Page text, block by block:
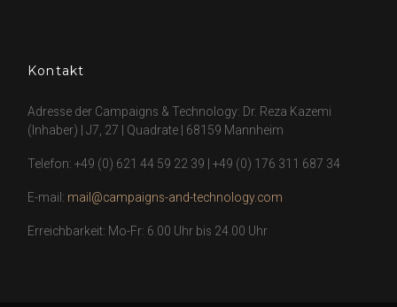
Kontakt
Adresse der Campaigns & Technology: Dr. Reza Kazemi
(Inhaber) | J7, 27 | Quadrate | 68159 Mannheim
Telefon:+49 (0) 621 44 59 22 39 |+49 (0) 176 311 687 34
E-mail: mail@campaigns-and-technology.com
Erreichbarkeit: Mo-Fr: 6.00 Uhr bis 24.00 Uhr